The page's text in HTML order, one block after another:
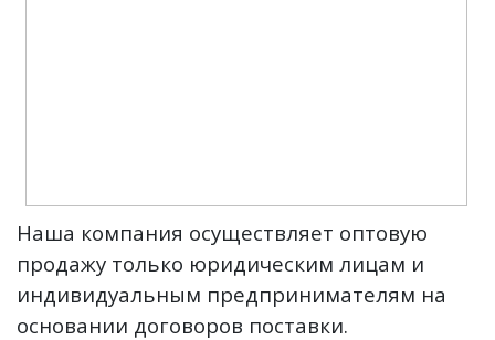
Наша компания осуществляет оптовую
продажу только юридическим лицам и
индивидуальным предпринимателям на
основании договоров поставки.